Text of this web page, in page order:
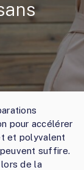
pour accélérer
et polyvalent
suffire.
de la